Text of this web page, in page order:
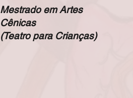
Mestrado em Artes
Cênicas
(Teatro para Crianças)